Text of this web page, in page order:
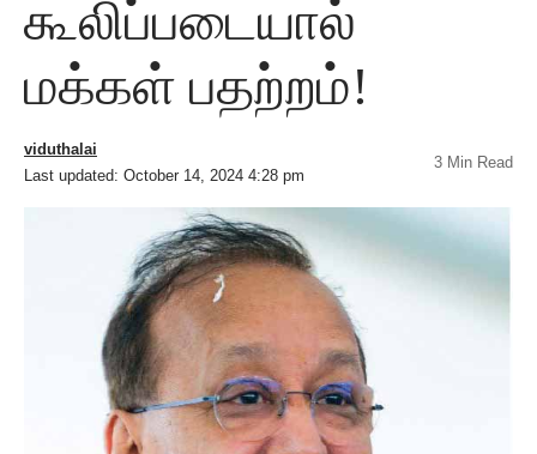
கூலிப்படையால்
மக்கள் பதற்றம்!
Last updated: October 14, 2024 4:28 pm
viduthalai
3 Min Read